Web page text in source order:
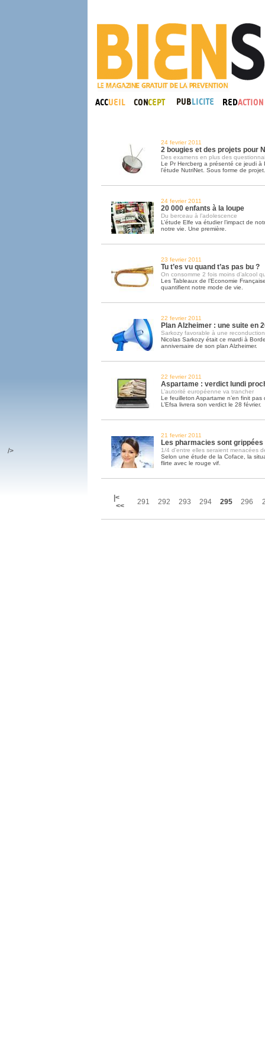
24 fevrier 2011
2 bougies et des projets pour
Des examens en plus des
Le Pr Hercberg a présenté ce jeudi à
l’étude NutriNet. Sous forme de projet.
24 fevrier 2011
20 000 enfants à la loupe
Du berceau à l’adolescence
L’étude Elfe va étudier l’impact de
notre vie. Une première.
23 fevrier 2011
Tu t’es vu quand t’as pas bu ?
On consomme 2 fois moins d’alcool
Les Tableaux de l’Economie
quantifient notre mode de vie.
22 fevrier 2011
Plan Alzheimer : une suite en
Sarkozy favorable à une reconduction
Nicolas Sarkozy était ce mardi à
anniversaire de son plan Alzheimer.
22 fevrier 2011
Aspartame : verdict lundi
L’autorité européenne va trancher
Le feuilleton Aspartame n’en finit
L’Efsa livrera son verdict le 28 février.
21 fevrier 2011
Les pharmacies sont grippées
1/4 d'entre elles seraient menacées
Selon une étude de la Coface, la
flirte avec le rouge vif.
|<
<<
291 292 293 294 295 296
/>